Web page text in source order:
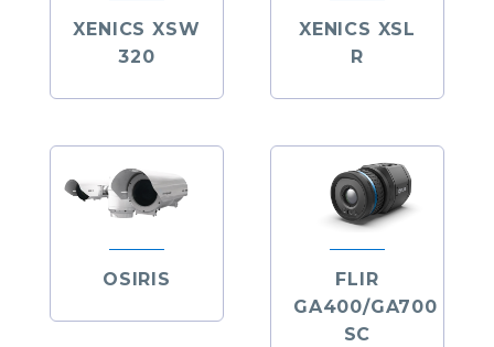
XENICS XSW
320
XENICS XSL
R
OSIRIS
FLIR
GA400/GA700
SC